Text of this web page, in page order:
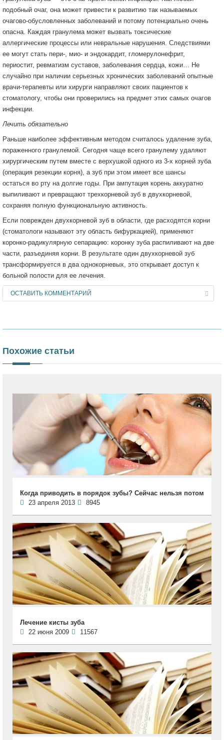
подобный очаг, она может привести к развитию так называемых
очагово-обусловленных заболеваний и потому потенциально очень
опасна. Каждая гранулема может вызвать токсические
аллергические процессы или невральные нарушения. Следствиями
ее могут стать пери-, мио- и эндокардит, гломерулонефрит,
периостит, ревматизм суставов, заболевания сердца, кожи… Не
случайно при наличии серьезных хронических заболеваний опытные
врачи-терапевты или хирурги направляют своих пациентов к
стоматологу, чтобы они проверились на предмет этих самых очагов
инфекции.
Лечить обязательно
Раньше наиболее эффективным методом считалось удаление зуба,
пораженного гранулемой. Сегодня чаще всего гранулему удаляют
хирургическим путем вместе с верхушкой одного из 3-х корней зуба
(операция резекции корня), а зуб при этом имеет все шансы
остаться во рту на долгие годы. При ампутация корень аккуратно
выпиливают и превращают трехкорневой зуб в двухкорневой,
сохраняя полную функциональную активность.
Если поврежден двухкорневой зуб в области, где расходятся корни
(стоматологи называют эту область бифуркацией), применяют
коронко-радикулярную сепарацию: коронку зуба распиливают на две
части, разъединяя корни. В результате один двухкорневой зуб
трансформируется в два однокорневых, это открывает доступ к
больной полости для ее лечения.
ОСТАВИТЬ КОММЕНТАРИЙ
Похожие статьи
Когда приводить в порядок зубы? Сейчас нельзя потом
23 апреля 2013
8945
Лечение кисты зуба
22 июня 2009
11567